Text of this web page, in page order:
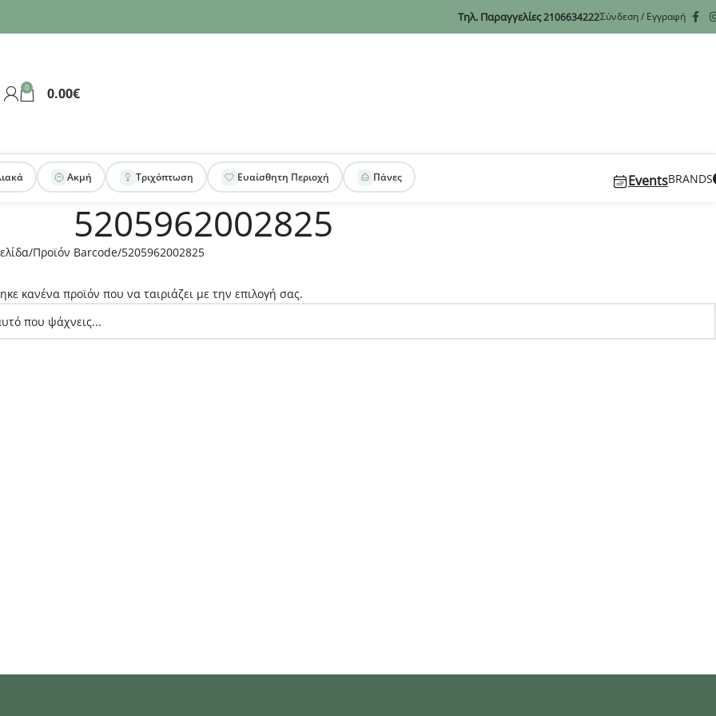
Τηλ. Παραγγελίες2106634222Σύνδεση / Εγγραφή
0 0.00€
Ακμή Τριχόπτωση Ευαίσθητη Περιοχή Πάνες EventsBRANDS
5205962002825
Προϊόν Barcode 5205962002825
κανένα προϊόν που να ταιριάζει με την επιλογή σας.